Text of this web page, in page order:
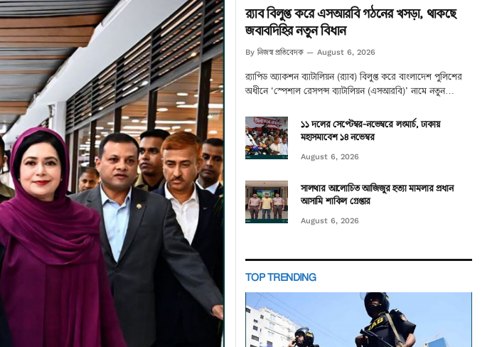
র‌্যাব বিলুপ্ত করে এসআরবি গঠনের খসড়া, থাকছে
জবাবদিহির নতুন বিধান
By নিজস্ব প্রতিবেদক August 6, 2026
র‌্যাপিড অ্যাকশন ব্যাটালিয়ন (র‌্যাব) বিলুপ্ত করে বাংলাদেশ পুলিশের
অধীনে ‘স্পেশাল রেসপন্স ব্যাটালিয়ন (এসআরবি)’ নামে নতুন…
১১ দলের সেপ্টেম্বর-নভেম্বরে লংমার্চ, ঢাকায়
মহাসমাবেশ ১৪ নভেম্বর
August 6, 2026
সালথার আলোচিত আজিজুর হত্যা মামলার প্রধান
আসামি শাকিল গ্রেপ্তার
August 6, 2026
TOP TRENDING